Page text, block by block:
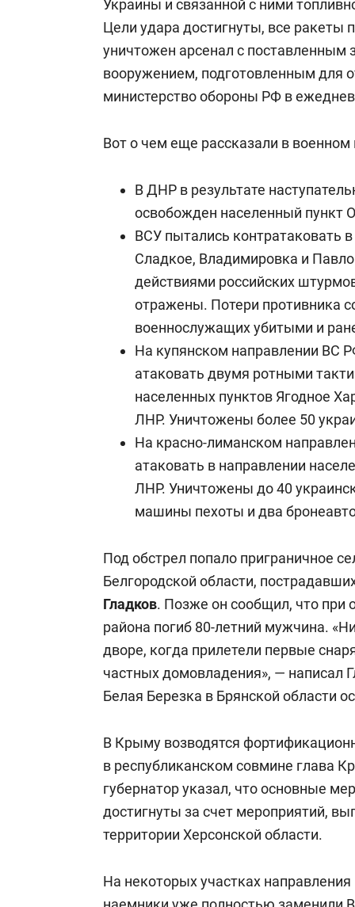
Украины и связанной с ними
Цели удара достигнуты, все ракеты
уничтожен арсенал с
вооружением, подготовленным для
министерство обороны РФ в
Вот о чем еще рассказали в военном
В ДНР в результате
освобожден населенный пункт
ВСУ пытались контратаковать
Сладкое, Владимировка и
действиями российских
отражены. Потери противника
военнослужащих убитыми и
На купянском направлении ВС
атаковать двумя ротными
населенных пунктов Ягодное
ЛНР. Уничтожены более 50
На красно-лиманском
атаковать в направлении
ЛНР. Уничтожены до 40
машины пехоты и два
Под обстрел попало приграничное
Белгородской области,
Гладков. Позже он сообщил, что при
района погиб 80-летний мужчина.
дворе, когда прилетели первые
частных домовладения», — написал
Белая Березка в Брянской области
В Крыму возводятся
в республиканском совмине глава
губернатор указал, что основные
достигнуты за счет мероприятий,
территории Херсонской области.
На некоторых участках